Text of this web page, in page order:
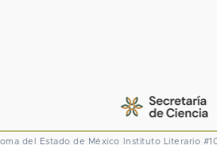
del Estado de México Instituto Literario